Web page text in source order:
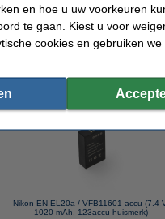
Output connector: Lightning
Aantal:
1
Schrijfsnelheid: 480 MB/s
artikel ook besteld hebben
Nikon EN-EL20a / VFB11601 accu (7.4
1020 mAh, 123accu huismerk)
en hoe u uw voorkeuren
te gaan. Kiest u voor
cookies en gebruiken we